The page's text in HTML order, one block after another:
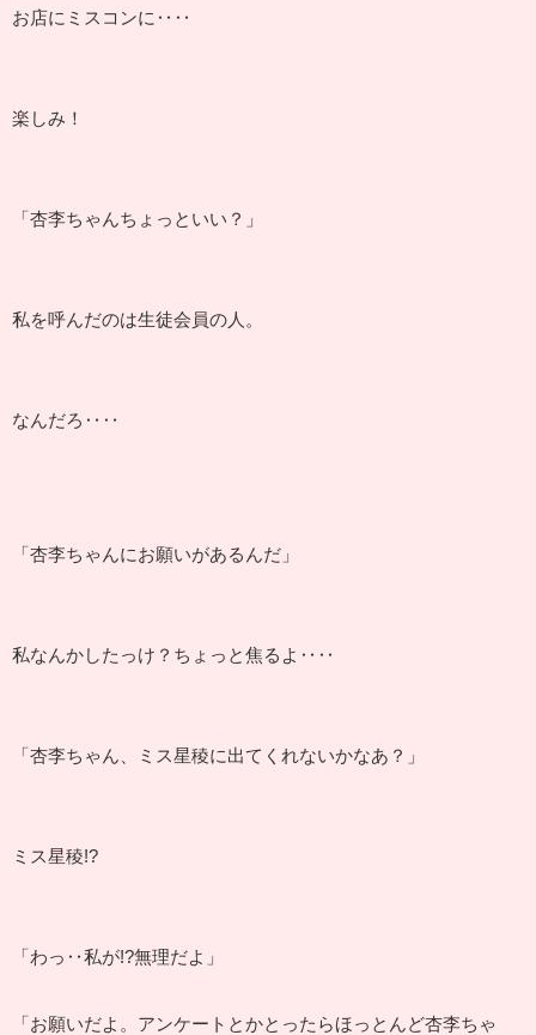
お店にミスコンに‥‥
楽しみ！
「杏李ちゃんちょっといい？」
私を呼んだのは生徒会員の人。
なんだろ‥‥
「杏李ちゃんにお願いがあるんだ」
私なんかしたっけ？ちょっと焦るよ‥‥
「杏李ちゃん、ミス星稜に出てくれないかなあ？」
ミス星稜!?
「わっ‥私が!?無理だよ」
「お願いだよ。アンケートとかとったらほっとんど杏李ちゃ